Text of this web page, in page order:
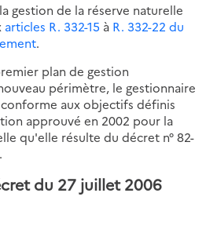
gestion de la réserve naturelle
articles R. 332-15 à R. 332-22 du
.
plan de gestion
périmètre, le gestionnaire
aux objectifs définis
approuvé en 2002 pour la
qu'elle résulte du décret n° 82-
du 27 juillet 2006